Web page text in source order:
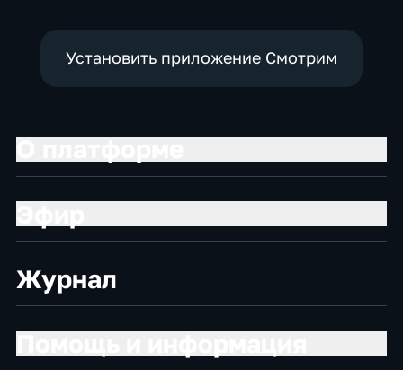
Установить приложение Смотрим
Журнал